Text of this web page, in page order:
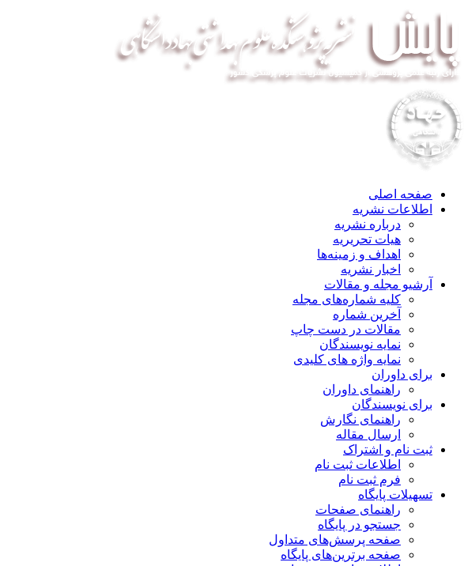
صفحه اصلی
اطلاعات نشریه
درباره نشریه
هیات تحریریه
اهداف و زمینه‌ها
اخبار نشریه
آرشیو مجله و مقالات
کلیه شماره‌های مجله
آخرین شماره
مقالات در دست چاپ
نمایه نویسندگان
نمایه واژه های کلیدی
برای داوران
راهنمای داوران
برای نویسندگان
راهنمای نگارش
ارسال مقاله
ثبت نام و اشتراک
اطلاعات ثبت نام
فرم ثبت نام
تسهیلات پایگاه
راهنمای صفحات
جستجو در پایگاه
صفحه پرسش‌های متداول
صفحه برترین‌های پایگاه